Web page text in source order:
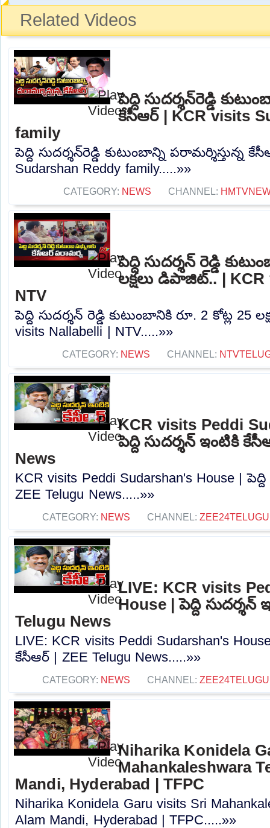
Related Videos
పెద్ది సుదర్శన్‌రెడ్డి
కేసీఆర్‌ | KCR visits
family
పెద్ది సుదర్శన్‌రెడ్డి కుటుంబాన్ని పరామర్శిస్తున్న
Sudarshan Reddy family.....»»
CATEGORY: NEWS CHANNEL:
పెద్ది సుదర్శన్ రెడ్డి
లక్షలు డిపాజిట్.. |
NTV
పెద్ది సుదర్శన్ రెడ్డి కుటుంబానికి రూ. 2 కోట్ల 25
visits Nallabelli | NTV.....»»
CATEGORY: NEWS CHANNEL:
KCR visits Peddi
పెద్ది సుదర్శన్‌ ఇంటికి
News
KCR visits Peddi Sudarshan's House |
ZEE Telugu News.....»»
CATEGORY: NEWS CHANNEL:
LIVE: KCR visits
House | పెద్ది సుదర్శన్‌
Telugu News
LIVE: KCR visits Peddi Sudarshan's
కేసీఆర్‌ | ZEE Telugu News.....»»
CATEGORY: NEWS CHANNEL:
Niharika Konidela
Mahankaleshwara
Mandi, Hyderabad | TFPC
Niharika Konidela Garu visits Sri
Alam Mandi, Hyderabad | TFPC.....»»